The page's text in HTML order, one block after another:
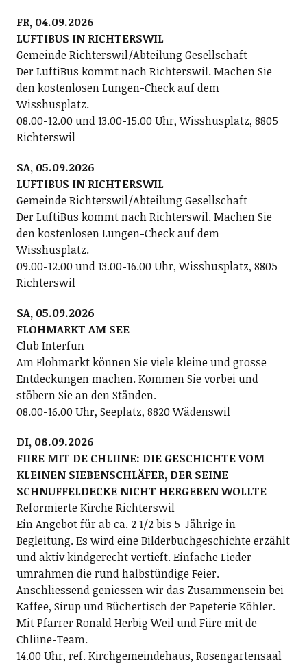
FR, 04.09.2026
LUFTIBUS IN RICHTERSWIL
Gemeinde Richterswil/Abteilung Gesellschaft
Der LuftiBus kommt nach Richterswil. Machen Sie
den kostenlosen Lungen-Check auf dem
Wisshusplatz.
08.00-12.00 und 13.00-15.00 Uhr, Wisshusplatz, 8805
Richterswil
SA, 05.09.2026
LUFTIBUS IN RICHTERSWIL
Gemeinde Richterswil/Abteilung Gesellschaft
Der LuftiBus kommt nach Richterswil. Machen Sie
den kostenlosen Lungen-Check auf dem
Wisshusplatz.
09.00-12.00 und 13.00-16.00 Uhr, Wisshusplatz, 8805
Richterswil
SA, 05.09.2026
FLOHMARKT AM SEE
Club Interfun
Am Flohmarkt können Sie viele kleine und grosse
Entdeckungen machen. Kommen Sie vorbei und
stöbern Sie an den Ständen.
08.00-16.00 Uhr, Seeplatz, 8820 Wädenswil
DI, 08.09.2026
FIIRE MIT DE CHLIINE: DIE GESCHICHTE VOM
KLEINEN SIEBENSCHLÄFER, DER SEINE
SCHNUFFELDECKE NICHT HERGEBEN WOLLTE
Reformierte Kirche Richterswil
Ein Angebot für ab ca. 2 1/2 bis 5-Jährige in
Begleitung. Es wird eine Bilderbuchgeschichte erzählt
und aktiv kindgerecht vertieft. Einfache Lieder
umrahmen die rund halbstündige Feier.
Anschliessend geniessen wir das Zusammensein bei
Kaffee, Sirup und Büchertisch der Papeterie Köhler.
Mit Pfarrer Ronald Herbig Weil und Fiire mit de
Chliine-Team.
14.00 Uhr, ref. Kirchgemeindehaus, Rosengartensaal